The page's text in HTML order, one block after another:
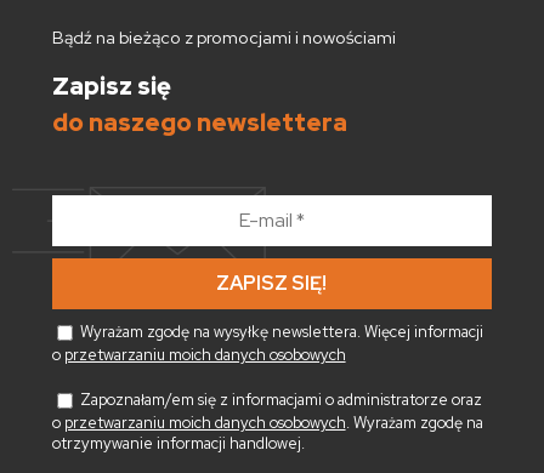
Bądź na bieżąco z promocjami i nowościami
Zapisz się
do naszego newslettera
*
Wyrażam zgodę na wysyłkę newslettera. Więcej informacji
o przetwarzaniu moich danych osobowych
Zapoznałam/em się z informacjami o administratorze oraz
o przetwarzaniu moich danych osobowych. Wyrażam zgodę na
otrzymywanie informacji handlowej.